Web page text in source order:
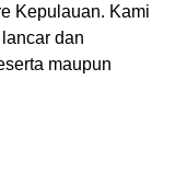
Kepulauan. Kami
dan
maupun